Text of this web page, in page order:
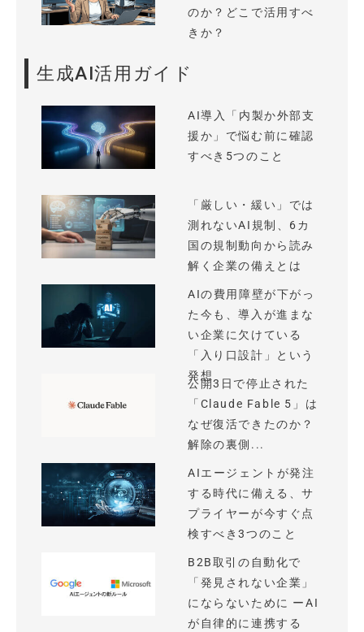
のか？どこで活用すべ
きか？
生成AI活用ガイド
AI導入「内製か外部支
援か」で悩む前に確認
すべき5つのこと
「厳しい・緩い」では
測れないAI規制、6カ
国の規制動向から読み
解く企業の備えとは
AIの費用障壁が下がっ
た今も、導入が進まな
い企業に欠けている
「入り口設計」という
発想
公開3日で停止された
「Claude Fable 5」は
なぜ復活できたのか？
解除の裏側...
AIエージェントが発注
する時代に備える、サ
プライヤーが今すぐ点
検すべき3つのこと
B2B取引の自動化で
「発見されない企業」
にならないために ーAI
が自律的に連携する